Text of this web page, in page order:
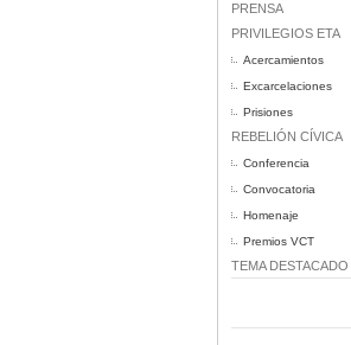
PRENSA
PRIVILEGIOS ETA
Acercamientos
Excarcelaciones
Prisiones
REBELIÓN CÍVICA
Conferencia
Convocatoria
Homenaje
Premios VCT
TEMA DESTACADO